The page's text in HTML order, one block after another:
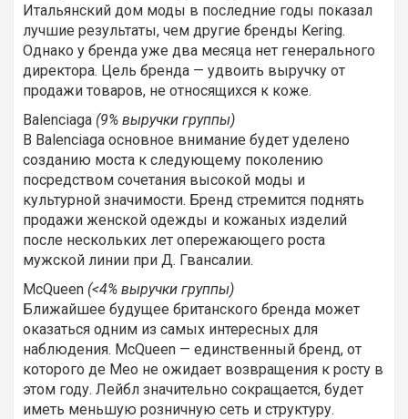
Итальянский дом моды в последние годы показал
лучшие результаты, чем другие бренды Kering.
Однако у бренда уже два месяца нет генерального
директора. Цель бренда — удвоить выручку от
продажи товаров, не относящихся к коже.
Balenciaga (9% выручки группы)
В Balenciaga основное внимание будет уделено
созданию моста к следующему поколению
посредством сочетания высокой моды и
культурной значимости. Бренд стремится поднять
продажи женской одежды и кожаных изделий
после нескольких лет опережающего роста
мужской линии при Д. Гвансалии.
McQueen (<4% выручки группы)
Ближайшее будущее британского бренда может
оказаться одним из самых интересных для
наблюдения. McQueen — единственный бренд, от
которого де Мео не ожидает возвращения к росту в
этом году. Лейбл значительно сокращается, будет
иметь меньшую розничную сеть и структуру.